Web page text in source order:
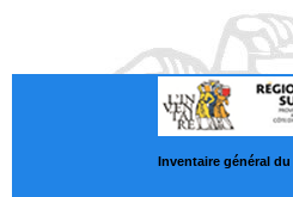
Inventaire général du